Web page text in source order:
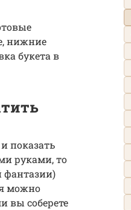
нижние
букета в
показать
руками, то
фантазии)
можно
вы соберете